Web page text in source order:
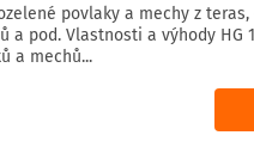
povlaky a mechy z
a pod. Vlastnosti a výhody HG
a mechů...